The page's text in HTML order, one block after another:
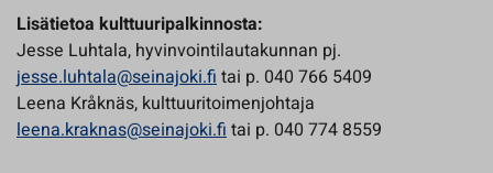
Lisätietoa kulttuuripalkinnosta:
Jesse Luhtala, hyvinvointilautakunnan pj.
jesse.luhtala@seinajoki.fitai p. 040 766 5409
Leena Kråknäs, kulttuuritoimenjohtaja
leena.kraknas@seinajoki.fitai p. 040 774 8559